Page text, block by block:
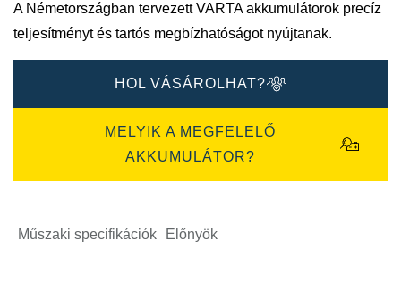
A Németországban tervezett VARTA akkumulátorok precíz
teljesítményt és tartós megbízhatóságot nyújtanak.
HOL VÁSÁROLHAT?
MELYIK A MEGFELELŐ
AKKUMULÁTOR?
Műszaki specifikációk Előnyök